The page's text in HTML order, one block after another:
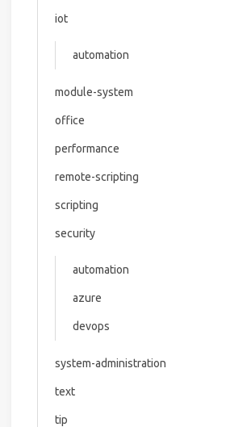
iot
automation
module-system
office
performance
remote-scripting
scripting
security
automation
azure
devops
system-administration
text
tip